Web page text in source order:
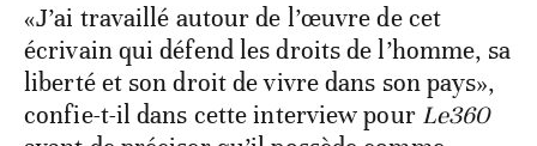
«J’ai travaillé autour de l’œuvre de cet
écrivain qui défend les droits de l’homme, sa
liberté et son droit de vivre dans son pays»,
confie-t-il dans cette interview pour Le360